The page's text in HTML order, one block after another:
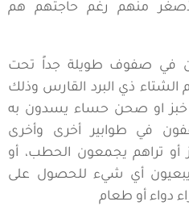
منهم رغم حاجتهم هم
في صفوف طويلة جداً تحت
الشتاء ذي البرد القارس وذلك
خبز او صحن حساء يسدون به
في طوابير أخرى وأخرى
أو تراهم يجمعون الحطب، أو
أي شيء للحصول على
دواء أو طعام